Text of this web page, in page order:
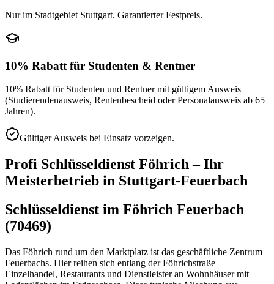
Nur im Stadtgebiet Stuttgart. Garantierter Festpreis.
10% Rabatt für Studenten & Rentner
10% Rabatt für Studenten und Rentner mit gültigem Ausweis
(Studierendenausweis, Rentenbescheid oder Personalausweis ab 65
Jahren).
Gültiger Ausweis bei Einsatz vorzeigen.
Profi Schlüsseldienst Föhrich – Ihr
Meisterbetrieb in Stuttgart-Feuerbach
Schlüsseldienst im Föhrich Feuerbach
(70469)
Das Föhrich rund um den Marktplatz ist das geschäftliche Zentrum
Feuerbachs. Hier reihen sich entlang der Föhrichstraße
Einzelhandel, Restaurants und Dienstleister an Wohnhäuser mit